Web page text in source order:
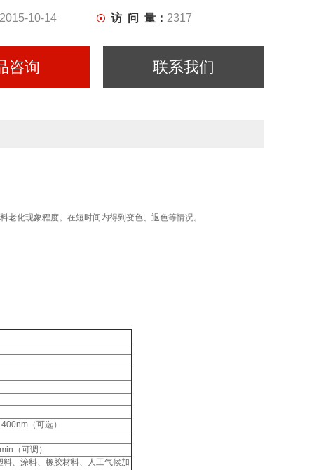
2015-10-14 访 问 量： 2317
咨询 联系我们
化现象程度。在短时间内得到变色、退色等情况。
（可选）
（可调）
、涂料、橡胶材料、人工气候加